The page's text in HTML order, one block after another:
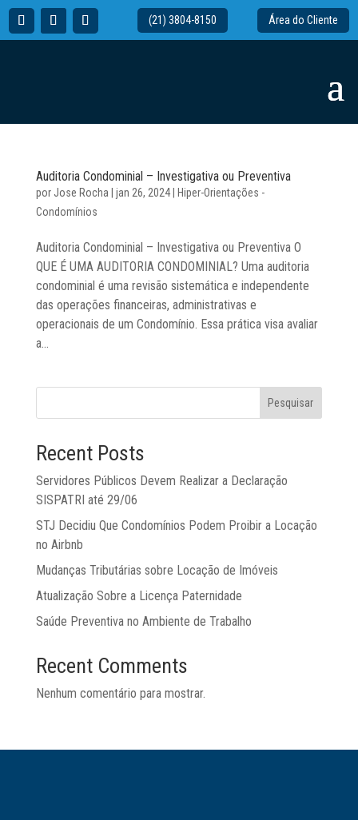
(21) 3804-8150 Área do Cliente
Auditoria Condominial – Investigativa ou Preventiva
por Jose Rocha jan 26, 2024|
Hiper-Orientações -
Condomínios
Auditoria Condominial – Investigativa ou Preventiva O
QUE É UMA AUDITORIA CONDOMINIAL? Uma auditoria
condominial é uma revisão sistemática e independente
das operações financeiras, administrativas e
operacionais de um Condomínio. Essa prática visa avaliar
a...
Pesquisar
Recent Posts
Servidores Públicos Devem Realizar a Declaração
SISPATRI até 29/06
STJ Decidiu Que Condomínios Podem Proibir a Locação
no Airbnb
Mudanças Tributárias sobre Locação de Imóveis
Atualização Sobre a Licença Paternidade
Saúde Preventiva no Ambiente de Trabalho
Recent Comments
Nenhum comentário para mostrar.